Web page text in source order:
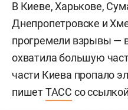
В Киеве, Харькове,
Днепропетровске и
прогремели взрывы —
охватила большую
части Киева пропало
пишетТАСС со